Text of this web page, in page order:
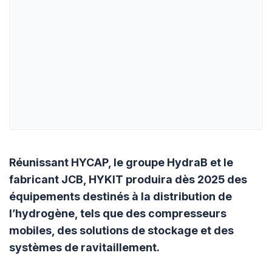
Réunissant HYCAP, le groupe HydraB et le
fabricant JCB, HYKIT produira dès 2025 des
équipements destinés à la distribution de
l’hydrogène, tels que des compresseurs
mobiles, des solutions de stockage et des
systèmes de ravitaillement.